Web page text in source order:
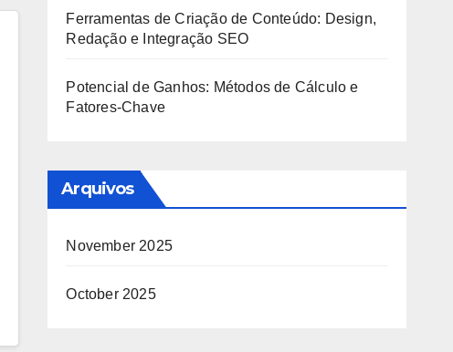
Ferramentas de Criação de Conteúdo: Design,
Redação e Integração SEO
Potencial de Ganhos: Métodos de Cálculo e
Fatores-Chave
Arquivos
November 2025
October 2025